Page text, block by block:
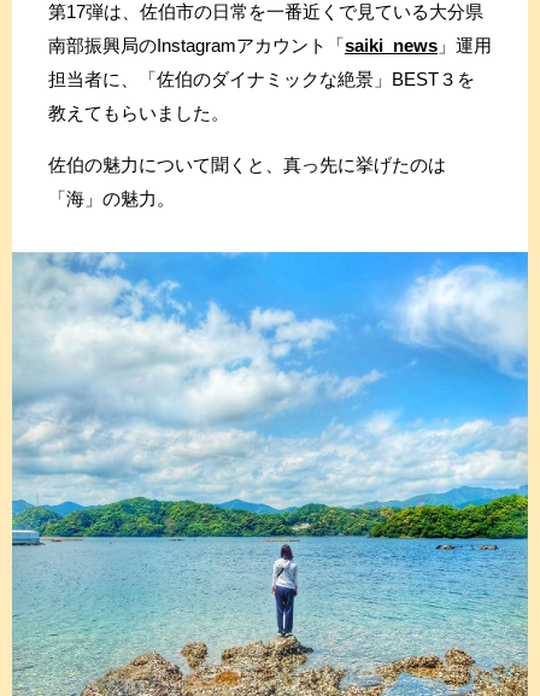
第17弾は、佐伯市の日常を一番近くで見ている大分県
南部振興局のInstagramアカウント「saiki_news 」運用
担当者に、「佐伯のダイナミックな絶景」BEST３を
教えてもらいました。
佐伯の魅力について聞くと、真っ先に挙げたのは
「海」の魅力。